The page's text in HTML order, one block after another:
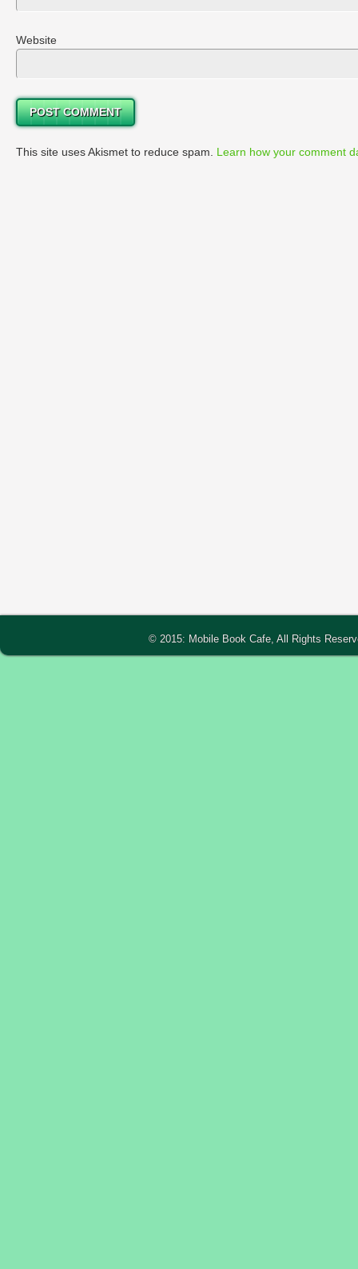
Website
This site uses Akismet to reduce spam. Learn how your comment
© 2015: Mobile Book Cafe, All Rights